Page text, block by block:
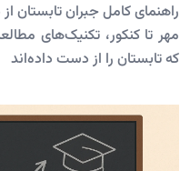
راهنمای کامل جبران تابستان
مهر تا کنکور، تکنیک‌های
که تابستان را از دست داده‌اند